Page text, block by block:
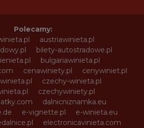
Polecamy:
austriawinieta.pl
bilety-autostradowe.pl
bulgariawinieta.pl
cenawiniety.pl
cenywiniet.pl
czechy-winieta.pl
czechywiniety.pl
dalnicniznamka.eu
e-vignette.pl
e-winieta.eu
electronicavinieta.com